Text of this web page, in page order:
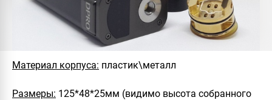
Материал корпуса: пластик\металл
Размеры: 125*48*25мм (видимо высота собранного